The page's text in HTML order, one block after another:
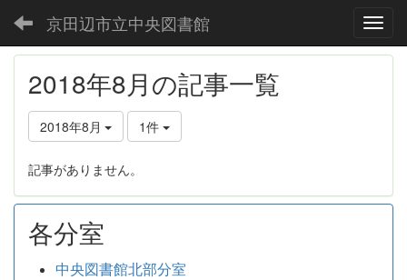
京田辺市立中央図書館
2018年8月の記事一覧
2018年8月 1件
記事がありません。
各分室
中央図書館北部分室